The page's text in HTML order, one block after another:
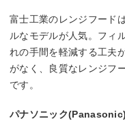
富士工業のレンジフード
ルなモデルが人気。フィ
れの手間を軽減する工夫
がなく、良質なレンジフ
です。
パナソニック(Panasonic)